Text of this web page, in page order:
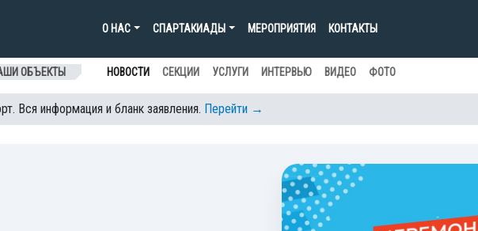
О НАС СПАРТАКИАДЫ МЕРОПРИЯТИЯ КОНТАКТЫ
ОБЪЕКТЫ НОВОСТИ СЕКЦИИ УСЛУГИ ИНТЕРВЬЮ ВИДЕО ФОТО
Вся информация и бланк заявления. Перейти →